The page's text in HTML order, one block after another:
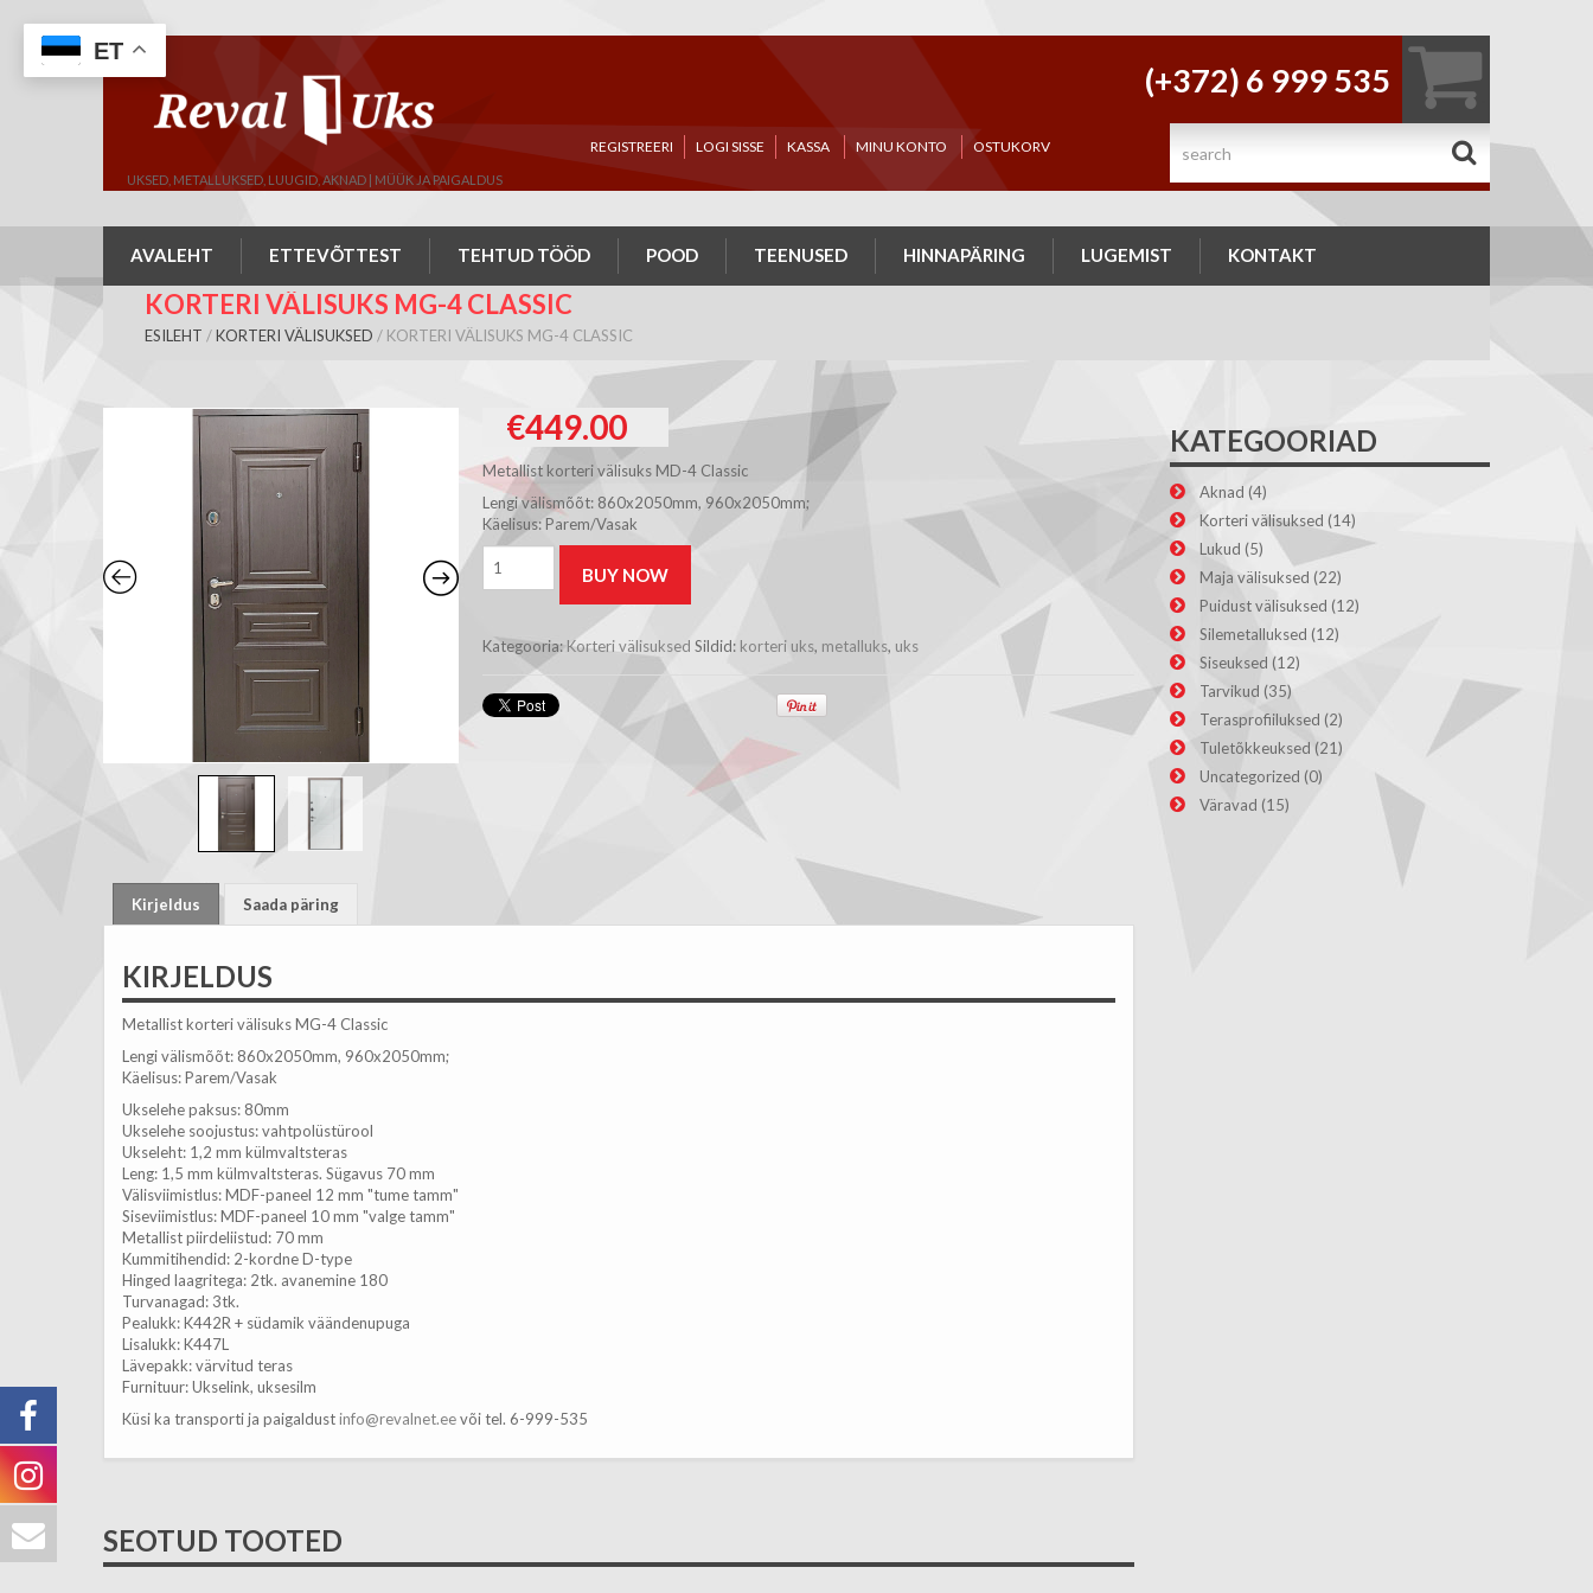
UKSED, METALLUKSED, LUUGID, AKNAD | MÜÜK JA PAIGALDUS
REGISTREERI LOGI SISSE KASSA MINU KONTO OSTUKORV
(+372) 6 999 535
AVALEHT ETTEVÕTTEST TEHTUD TÖÖD POOD TEENUSED HINNAPÄRING LUGEMIST KONTAKT
KORTERI VÄLISUKS MG-4 CLASSIC
ESILEHT /KORTERI VÄLISUKSED / KORTERI VÄLISUKS MG-4 CLASSIC
€449.00
Metallist korteri välisuks MD-4 Classic
Lengi välismõõt: 860x2050mm, 960x2050mm;
Käelisus: Parem/Vasak
välisuks
Classic
kogus
BUY NOW
Kategooria: Korteri välisuksed Sildid: korteri uks, metalluks, uks
Kirjeldus Saada päring
KIRJELDUS
Metallist korteri välisuks MG-4 Classic
Lengi välismõõt: 860x2050mm, 960x2050mm;
Käelisus: Parem/Vasak
Ukselehe paksus: 80mm
Ukselehe soojustus: vahtpolüstürool
Ukseleht: 1,2 mm külmvaltsteras
Leng: 1,5 mm külmvaltsteras. Sügavus 70 mm
Välisviimistlus: MDF-paneel 12 mm "tume tamm"
Siseviimistlus: MDF-paneel 10 mm "valge tamm"
Metallist piirdeliistud: 70 mm
Kummitihendid: 2-kordne D-type
Hinged laagritega: 2tk. avanemine 180
Turvanagad: 3tk.
Pealukk: K442R + südamik väändenupuga
Lisalukk: K447L
Lävepakk: värvitud teras
Furnituur: Ukselink, uksesilm
Küsi ka transporti ja paigaldustinfo@revalnet.eevõi tel. 6-999-535
SEOTUD TOOTED
KATEGOORIAD
Aknad (4)
Korteri välisuksed (14)
Lukud (5)
Maja välisuksed (22)
Puidust välisuksed (12)
Silemetalluksed (12)
Siseuksed (12)
Tarvikud (35)
Terasprofiiluksed (2)
Tuletõkkeuksed (21)
Uncategorized (0)
Väravad (15)
ET